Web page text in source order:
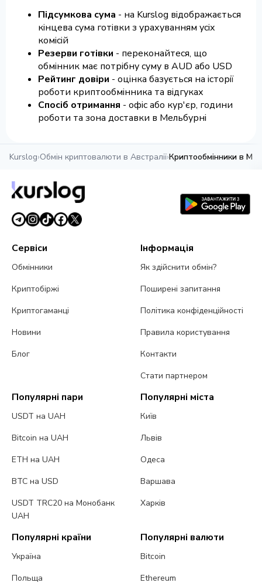
Підсумкова сума - на Kurslog відображається
кінцева сума готівки з урахуванням усіх
комісій
Резерви готівки - переконайтеся, що
обмінник має потрібну суму в AUD або USD
Рейтинг довіри - оцінка базується на історії
роботи криптообмінника та відгуках
Спосіб отримання - офіс або кур'єр, години
роботи та зона доставки в Мельбурні
Kurslog›Обмін криптовалюти в Австралії›Криптообмінники в
Сервіси
Обмінники
Криптобіржі
Криптогаманці
Новини
Блог
Інформація
Як здійснити обмін?
Поширені запитання
Політика конфіденційності
Правила користування
Контакти
Стати партнером
Популярні пари
USDT на UAH
Bitcoin на UAH
ETH на UAH
BTC на USD
USDT TRC20 на Монобанк
UAH
Популярні міста
Київ
Львів
Одеса
Варшава
Харків
Популярні країни
Україна
Польща
Популярні валюти
Bitcoin
Ethereum